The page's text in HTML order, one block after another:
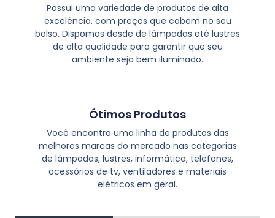
Possui uma variedade de produtos de alta
excelência, com preços que cabem no seu
bolso. Dispomos desde de lâmpadas até lustres
de alta qualidade para garantir que seu
ambiente seja bem iluminado.
Ótimos Produtos
Você encontra uma linha de produtos das
melhores marcas do mercado nas categorias
de lâmpadas, lustres, informática, telefones,
acessórios de tv, ventiladores e materiais
elétricos em geral.